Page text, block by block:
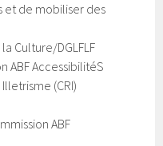
et de mobiliser des
la Culture/DGLFLF
ABF AccessibilitéS
(CRI)
ABF